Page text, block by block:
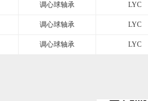
调心球轴承 LYC
调心球轴承 LYC
调心球轴承
LYC